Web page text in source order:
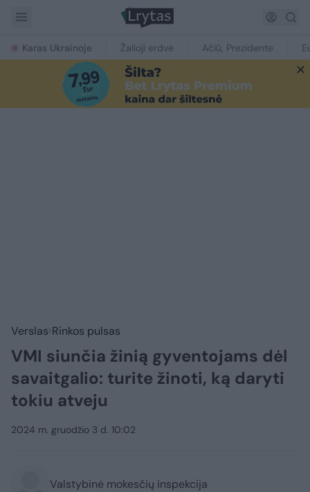
Karas Ukrainoje Žalioji erdvė Ačiū, Prezidente
Verslas Rinkos pulsas
VMI siunčia žinią gyventojams dėl
savaitgalio: turite žinoti, ką daryti
tokiu atveju
2024 m. gruodžio 3 d. 10:02
Valstybinė mokesčių inspekcija